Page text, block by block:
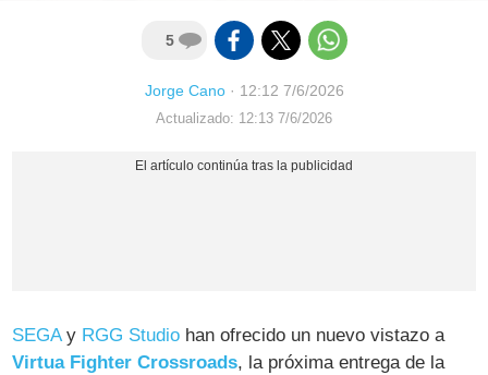
5
Jorge Cano· 12:12 7/6/2026
Actualizado: 12:13 7/6/2026
SEGAy RGG Studio han ofrecido un nuevo vistazo a
Virtua Fighter Crossroads, la próxima entrega de la